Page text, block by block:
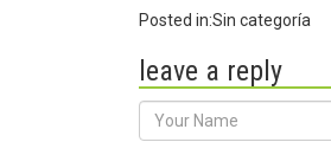
Posted in:Sin categoría
leave a reply